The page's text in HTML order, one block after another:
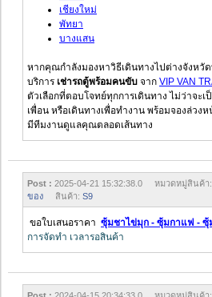
เชียงใหม่
พัทยา
บางแสน
หากคุณกำลังมองหาวิธีเดินทางไปต่างจังหวั
บริการ เช่ารถตู้พร้อมคนขับ จาก VIP VAN
ตัวเลือกที่ตอบโจทย์ทุกการเดินทาง ไม่ว่าจะ
เพื่อน หรือเดินทางเพื่อทำงาน พร้อมจองล่วง
มีทีมงานดูแลคุณตลอดเส้นทาง
Post : 2025-04-21 15:32:38.0 หมวดหมู่สินค้า:
ของ สินค้า: S9
ขอใบเสนอราคา ซุ้มชาไข่มุก - ซุ้มกาแฟ - ซุ้
การจัดทำ เวลารอสินค้า